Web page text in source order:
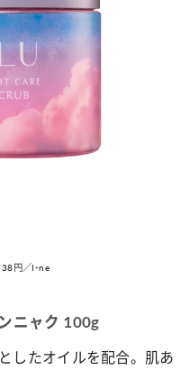
円／I-ne
ニャク 100g
したオイルを配合。肌あ